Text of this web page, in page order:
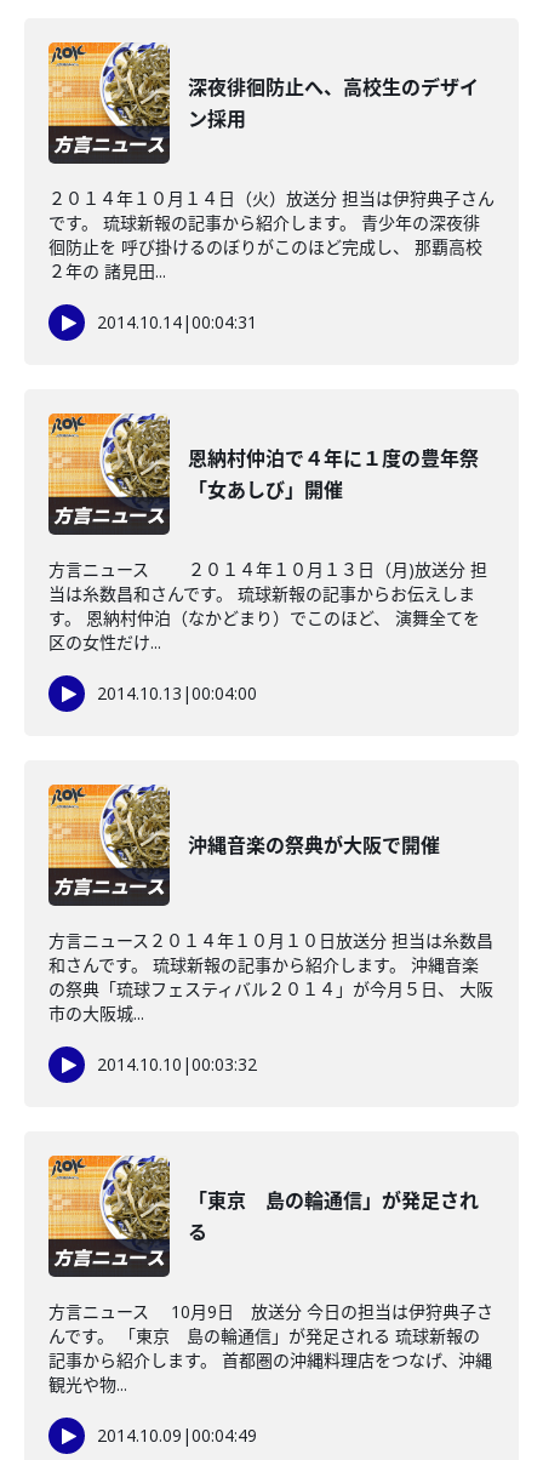
深夜徘徊防止へ、高校生のデザイ
ン採用
２０１４年１０月１４日（火）放送分 担当は伊狩典子さん
です。 琉球新報の記事から紹介します。 青少年の深夜徘
徊防止を 呼び掛けるのぼりがこのほど完成し、 那覇高校
２年の 諸見田...
2014.10.14|00:04:31
恩納村仲泊で４年に１度の豊年祭
「女あしび」開催
方言ニュース ２０１４年１０月１３日（月)放送分 担
当は糸数昌和さんです。 琉球新報の記事からお伝えしま
す。 恩納村仲泊（なかどまり）でこのほど、 演舞全てを
区の女性だけ...
2014.10.13 |00:04:00
沖縄音楽の祭典が大阪で開催
方言ニュース２０１４年１０月１０日放送分 担当は糸数昌
和さんです。 琉球新報の記事から紹介します。 沖縄音楽
の祭典「琉球フェスティバル２０１４」が今月５日、 大阪
市の大阪城...
2014.10.10 |00:03:32
「東京 島の輪通信」が発足され
る
方言ニュース 10月9日 放送分 今日の担当は伊狩典子さ
んです。 「東京 島の輪通信」が発足される 琉球新報の
記事から紹介します。 首都圏の沖縄料理店をつなげ、沖縄
観光や物...
2014.10.09 |00:04:49